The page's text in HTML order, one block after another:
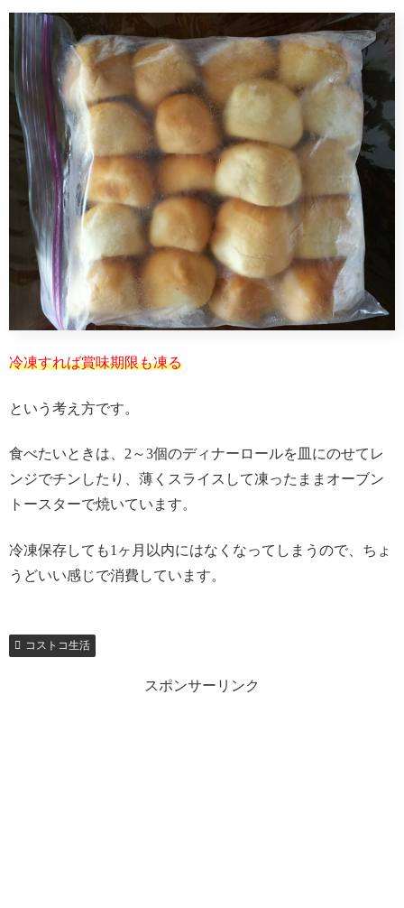
冷凍すれば賞味期限も凍る
という考え方です。
食べたいときは、2～3個のディナーロールを皿にのせてレ
ンジでチンしたり、薄くスライスして凍ったままオーブン
トースターで焼いています。
冷凍保存しても1ヶ月以内にはなくなってしまうので、ちょ
うどいい感じで消費しています。
コストコ生活
スポンサーリンク